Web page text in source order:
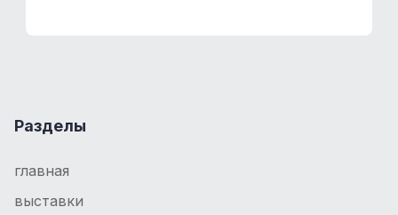
Разделы
главная
выставки